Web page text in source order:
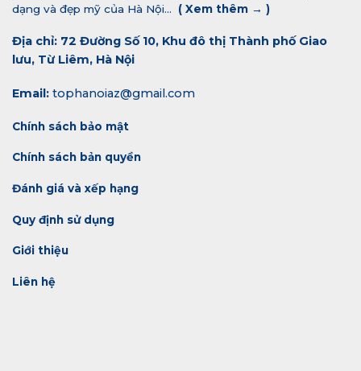
dạng và đẹp mỹ của Hà Nội... ( Xem thêm → )
Địa chỉ: 72 Đường Số 10, Khu đô thị Thành phố Giao
lưu, Từ Liêm, Hà Nội
Email: tophanoiaz@gmail.com
Chính sách bảo mật
Chính sách bản quyền
Đánh giá và xếp hạng
Quy định sử dụng
Giới thiệu
Liên hệ